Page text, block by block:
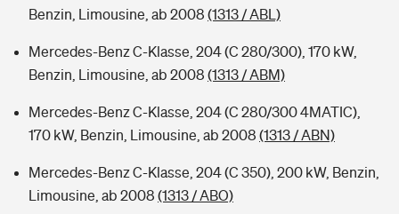
Benzin, Limousine, ab 2008 (1313 / ABL)
Mercedes-Benz C-Klasse, 204 (C 280/300), 170 kW,
Benzin, Limousine, ab 2008 (1313 / ABM)
Mercedes-Benz C-Klasse, 204 (C 280/300 4MATIC),
170 kW, Benzin, Limousine, ab 2008 (1313 / ABN)
Mercedes-Benz C-Klasse, 204 (C 350), 200 kW, Benzin,
Limousine, ab 2008 (1313 / ABO)